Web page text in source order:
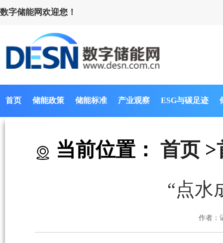
数字储能网欢迎您！
首页 储能政策 储能标准 产业观察 ESG与碳足迹
当前位置： 首页 >
“点
作者：